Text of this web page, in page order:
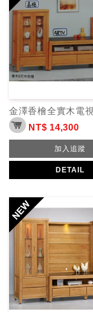
NT$ 14,300
加入追蹤
DETAIL